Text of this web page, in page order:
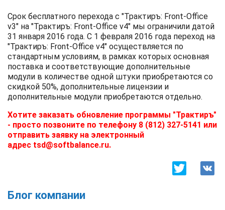
Cрок бесплатного перехода с "Трактиръ: Front-Office
v3" на "Трактиръ: Front-Office v4" мы ограничили датой
31 января 2016 года. С 1 февраля 2016 года переход на
"Трактиръ: Front-Office v4" осуществляется по
стандартным условиям, в рамках которых основная
поставка и соответствующие дополнительные
модули в количестве одной штуки приобретаются со
скидкой 50%, дополнительные лицензии и
дополнительные модули приобретаются отдельно.
Хотите заказать обновление программы "Трактиръ"
- просто позвоните по телефону 8 (812) 327-5141 или
отправить заявку на электронный
адрес tsd@softbalance.ru.
Блог компании